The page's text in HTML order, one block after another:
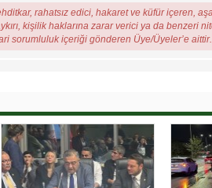
rahatsız edici, hakaret ve küfür içeren,
kişilik haklarına zarar verici ya da benzeri
sorumluluk içeriği gönderen Üye/Üyeler’e aittir.